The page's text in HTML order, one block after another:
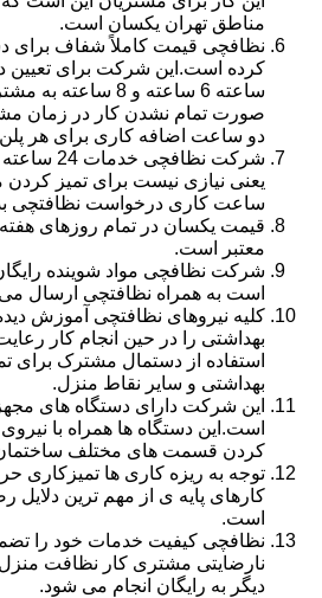
مناطق تهران یکسان است.
نظافچی قیمت کاملاً شفاف
ساعته 6 ساعته و 8
صورت تمام نشدن کار در زمان
دو ساعت اضافه کاری برای هر پلن
شرکت
یعنی نیازی نیست برای تمیز
ساعت کاری درخواست نظافتچی
قیمت یکسان در تمام روزهای
معتبر است.
شرکت نظافچی مواد شوینده
است به همراه نظافتچی ارسال
کلیه نیروهای نظافتچی آموزش
بهداشتی را در حین انجام کار
استفاده از دستمال مشترک
بهداشتی و سایر نقاط منزل.
این شرکت دارای دستگاه های
است.این دستگاه ها همراه با
کردن قسمت های مختلف
توجه به ریزه کاری ها تمیزکاری
کارهای پایه ی از مهم ترین
است.
نظافچی کیفیت خدمات خود را
نارضایتی مشتری کار نظافت
دیگر به رایگان انجام می شود.